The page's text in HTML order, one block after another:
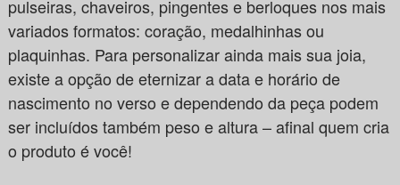
pulseiras, chaveiros, pingentes e berloques nos mais
variados formatos: coração, medalhinhas ou
plaquinhas. Para personalizar ainda mais sua joia,
existe a opção de eternizar a data e horário de
nascimento no verso e dependendo da peça podem
ser incluídos também peso e altura – afinal quem cria
o produto é você!